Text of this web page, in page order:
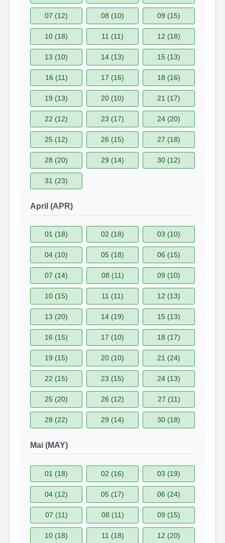
07 (12) 08 (10) 09 (15)
10 (18) 11 (11) 12 (18)
13 (10) 14 (13) 15 (13)
16 (11) 17 (16) 18 (16)
19 (13) 20 (10) 21 (17)
22 (12) 23 (17) 24 (20)
25 (12) 26 (15) 27 (18)
28 (20) 29 (14) 30 (12)
31 (23)
April (APR)
01 (18) 02 (18) 03 (10)
04 (10) 05 (18) 06 (15)
07 (14) 08 (11) 09 (10)
10 (15) 11 (11) 12 (13)
13 (20) 14 (19) 15 (13)
16 (15) 17 (10) 18 (17)
19 (15) 20 (10) 21 (24)
22 (15) 23 (15) 24 (13)
25 (20) 26 (12) 27 (11)
28 (22) 29 (14) 30 (18)
Mai (MAY)
01 (18) 02 (16) 03 (19)
04 (12) 05 (17) 06 (24)
07 (11) 08 (11) 09 (15)
10 (18) 11 (18) 12 (20)